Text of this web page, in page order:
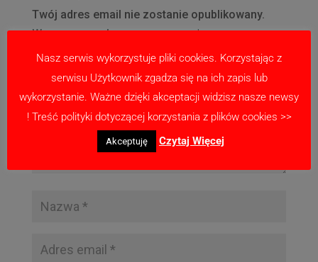
Twój adres email nie zostanie opublikowany.
Wymagane pola są oznaczone*
Nasz serwis wykorzystuje pliki cookies. Korzystając z
serwisu Użytkownik zgadza się na ich zapis lub
wykorzystanie. Ważne dzięki akceptacji widzisz nasze newsy
! Treść polityki dotyczącej korzystania z plików cookies >>
Akceptuję Czytaj Więcej